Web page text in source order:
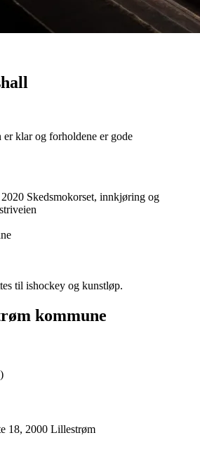
er klar og forholdene er gode
Skedsmokorset, innkjøring og
til ishockey og kunstløp.
kommune
18, 2000 Lillestrøm